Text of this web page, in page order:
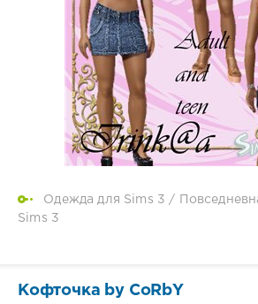
Одежда для Sims 3 /
Sims 3
Кофточка by CoRbY